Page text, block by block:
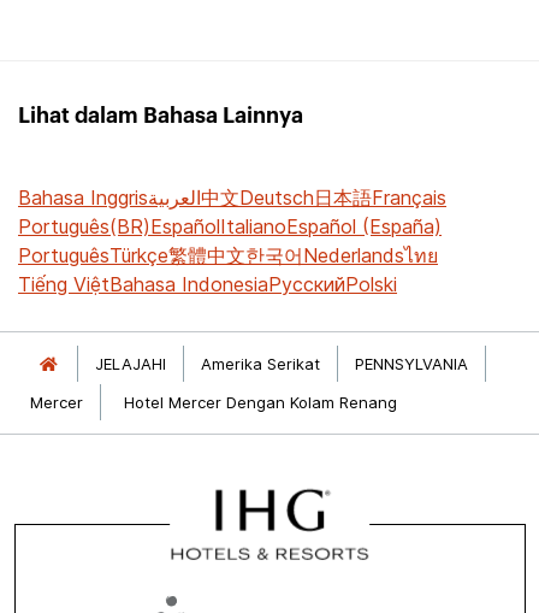
Lihat dalam Bahasa Lainnya
Bahasa Inggrisالعربية中文Deutsch日本語Français
Português(BR)EspañolItalianoEspañol (España)
PortuguêsTürkçe繁體中文한국어Nederlandsไทย
Tiếng ViệtBahasa IndonesiaРусскийPolski
JELAJAHI Amerika Serikat
PENNSYLVANIA
Mercer
Hotel Mercer Dengan Kolam Renang